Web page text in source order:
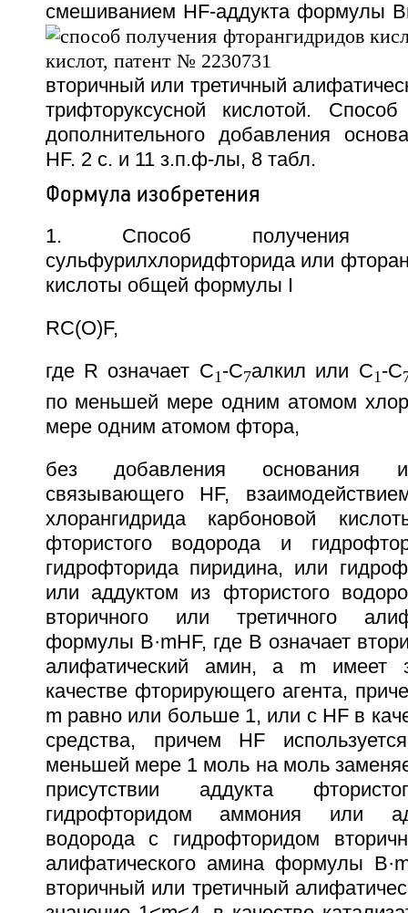
смешиванием HF-аддукта формулы B
вторичный или третичный
трифторуксусной кислотой.
дополнительного добавления
HF. 2 с. и 11 з.п.ф-лы, 8 табл.
Формула изобретения
1. Способ получения
сульфурилхлоридфторида или
кислоты общей формулы I
RC(O)F,
где R означает С1-С7алкил или С1-С
по меньшей мере одним атомом
мере одним атомом фтора,
без добавления основания
связывающего HF,
хлорангидрида карбоновой
фтористого водорода и
гидрофторида пиридина, или
или аддуктом из фтористого
вторичного или третичного
формулы B·mHF, где В означает
алифатический амин, a m имеет
качестве фторирующего агента,
m равно или больше 1, или с HF в
средства, причем HF
меньшей мере 1 моль на моль
присутствии аддукта
гидрофторидом аммония или
водорода с гидрофторидом
алифатического амина формулы
вторичный или третичный